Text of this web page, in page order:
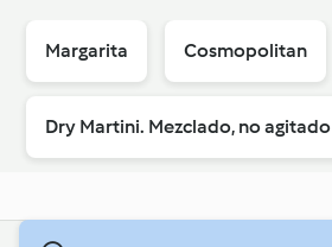
Margarita Cosmopolitan
Dry Martini. Mezclado, no agitado